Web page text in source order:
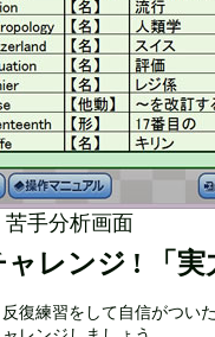
手分析画面
レンジ ! 「実
反復練習をして自信がつい